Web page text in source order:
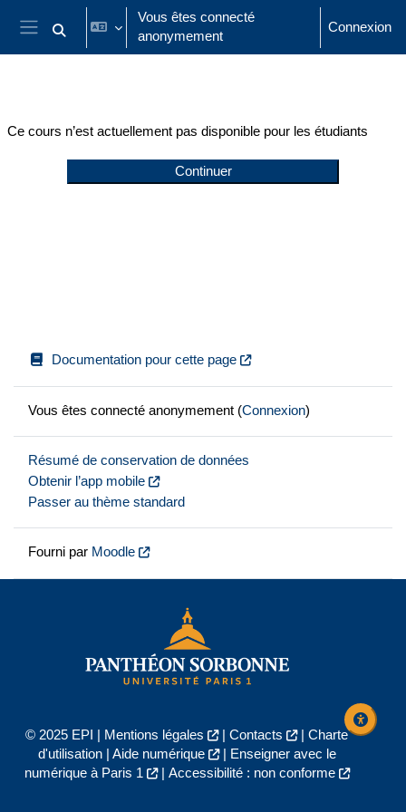
Passer au contenu principal
Panneau latéral
Activer/désactiver la saisie de recherche
Vous êtes connecté
anonymement
Connexion
Ce cours n’est actuellement pas disponible pour les étudiants
Continuer
Documentation pour cette page
Vous êtes connecté anonymement (Connexion)
Résumé de conservation de données
Obtenir l’app mobile
Passer au thème standard
Fourni par Moodle
© 2025 EPI | Mentions légales | Contacts | Charte
d'utilisation| Aide numérique |
Enseigner avec le
numérique à Paris 1
| Accessibilité : non conforme